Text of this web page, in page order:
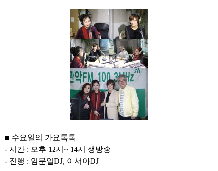
■ 수요일의 가요톡톡
- 시간 : 오후 12시 ~ 14시 생방송
- 진행 : 임문일DJ, 이서아DJ